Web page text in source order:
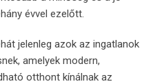
évvel ezelőtt.
jelenleg azok az ingatlanok
amelyek modern,
otthont kínálnak az